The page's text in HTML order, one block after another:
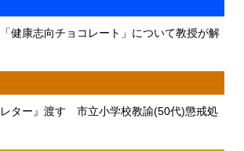
健康志向チョコレート」について教授が解
ター』渡す 市立小学校教諭(50代)懲戒処